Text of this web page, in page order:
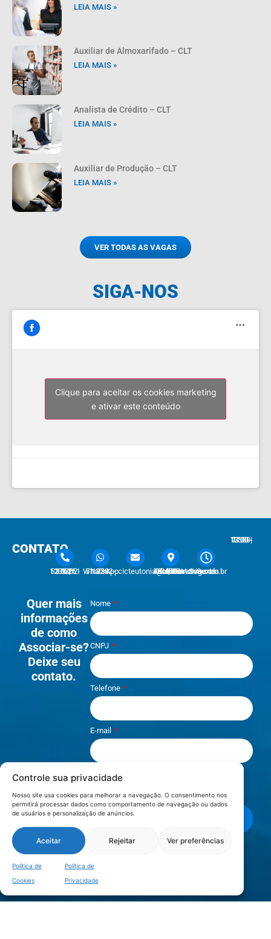
Controle sua privacidade
Nosso site usa cookies para melhorar a navegação. O consentimento nos
permitirá processar dados como comportamento de navegação ou dados
de usuários e personalização de anúncios.
Aceitar Rejeitar Ver preferências
Política de
Cookies
Política de
Privacidade
LEIA MAIS »
Auxiliar de Almoxarifado – CLT
LEIA MAIS »
Analista de Crédito – CLT
LEIA MAIS »
Auxiliar de Produção – CLT
LEIA MAIS »
VER TODAS AS VAGAS
SIGA-NOS
Clique para aceitar os cookies marketing
e ativar este conteúdo
CONTATO
51 3762-1233 | 51 3762-1030 51 3762-1233 WhatsAppcicteutonia@cicteutonia.com.br
Rua Um Sul, 77 - Centro Administrativo Teutônia - RS Segunda - Sexta
7:30 - 12:00 | 13:30 - 17:30
Quer mais
informações
de como
Associar-se?
Deixe seu
contato.
Nome
CNPJ
Telefone
E-mail
Li e aceito os termos de
Privacidade.
LOCALIZAÇÃO